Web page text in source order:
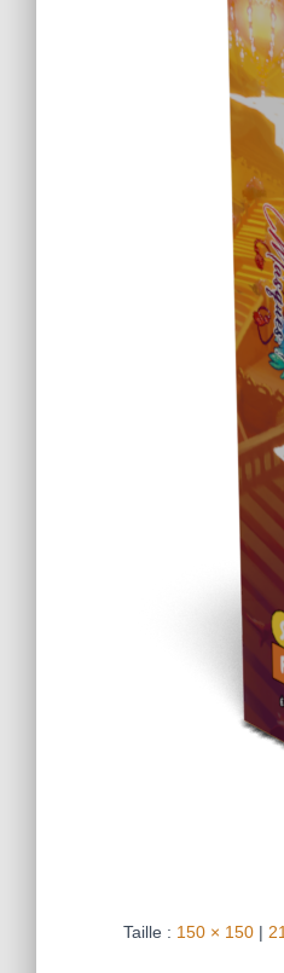
Taille : 150 × 150 |